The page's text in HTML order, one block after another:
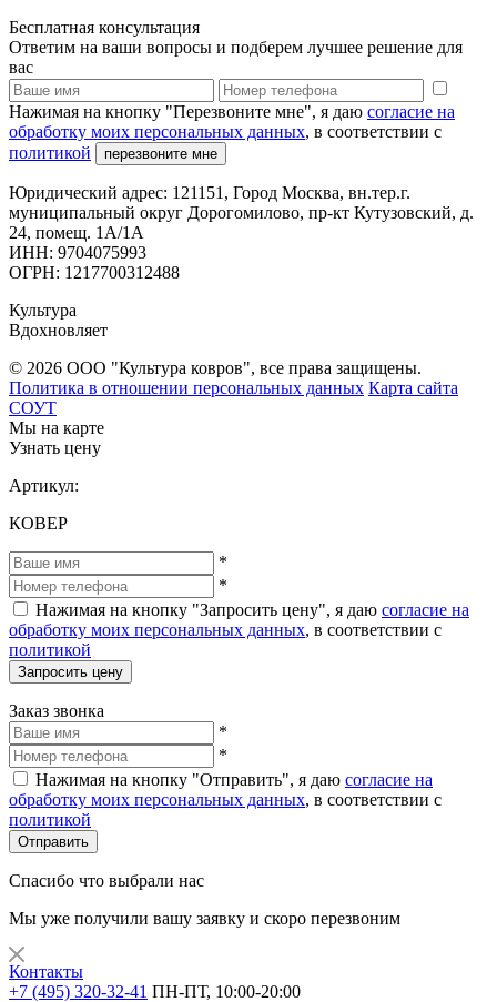
Бесплатная консультация
Ответим на ваши вопросы и подберем лучшее решение для
вас
Нажимая на кнопку "Перезвоните мне", я даю согласие на
обработку моих персональных данных, в соответствии с
политикой
перезвоните мне
Юридический адрес: 121151, Город Москва, вн.тер.г.
муниципальный округ Дорогомилово, пр-кт Кутузовский, д.
24, помещ. 1А/1А
ИНН: 9704075993
ОГРН: 1217700312488
Культура
Вдохновляет
© 2026 ООО "Культура ковров", все права защищены.
Политика в отношении персональных данных Карта сайта
СОУТ
Мы на карте
Узнать цену
Артикул:
КОВЕР
*
*
Нажимая на кнопку "Запросить цену", я даю согласие на
обработку моих персональных данных, в соответствии с
политикой
Запросить цену
Заказ звонка
*
*
Нажимая на кнопку "Отправить", я даю согласие на
обработку моих персональных данных, в соответствии с
политикой
Отправить
Спасибо что выбрали нас
Мы уже получили вашу заявку и скоро перезвоним
Контакты
+7 (495) 320-32-41 ПН-ПТ, 10:00-20:00